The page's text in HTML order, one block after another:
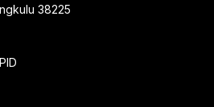
38225